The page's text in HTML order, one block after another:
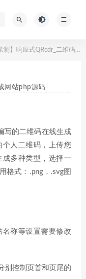
】响应式QRcdr_二维码在线生成网站php源码
网站php源码
写的二维码在线生成
人二维码，上传您
多种类型，选择一
格式：.png，.svg图
称等设置需要修改
别控制页首和页尾的